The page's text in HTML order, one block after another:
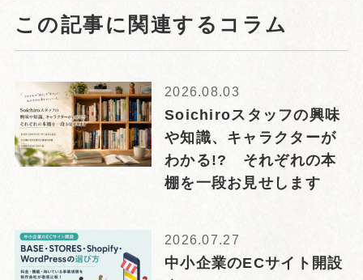
この記事に関連するコラム
2026.08.03
Soichiroスタッフの興味
や知識、キャラクターが
わかる!? それぞれの本
棚を一段お見せします
2026.07.27
中小企業のECサイト開設